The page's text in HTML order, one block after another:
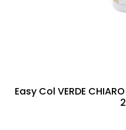
Easy Col VERDE